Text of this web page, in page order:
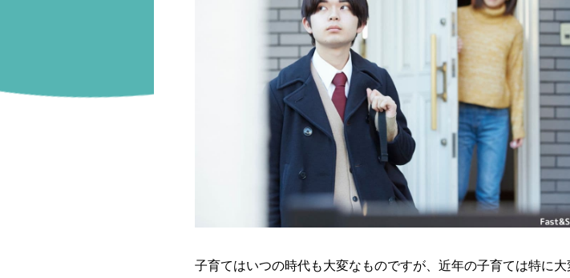
子育てはいつの時代も大変なものですが、近年の子育ては特に大